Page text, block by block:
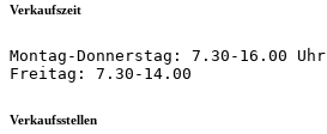
Verkaufszeit
Montag-Donnerstag: 7.30-16.00 Uhr
Freitag: 7.30-14.00
Verkaufsstellen